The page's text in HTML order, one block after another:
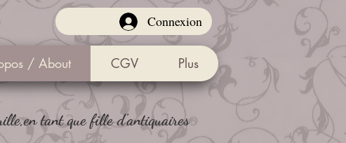
Connexion
/ About CGV Plus
tant que fille d'antiquaires